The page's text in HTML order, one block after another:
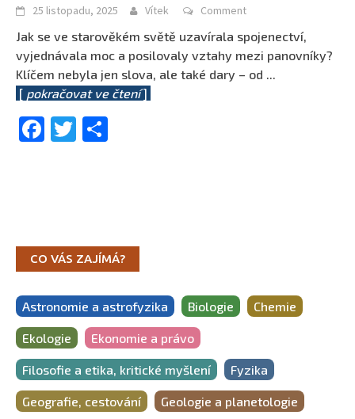
25 listopadu, 2025 Vítek Comment
Jak se ve starověkém světě uzavírala spojenectví,
vyjednávala moc a posilovaly vztahy mezi panovníky?
Klíčem nebyla jen slova, ale také dary – od ...
[ pokračovat ve čtení]
Facebook
Twitter
CO VÁS ZAJÍMÁ?
Astronomie a astrofyzika Biologie Chemie
Ekologie Ekonomie a právo
Filosofie a etika, kritické myšlení Fyzika
Geografie, cestování Geologie a planetologie